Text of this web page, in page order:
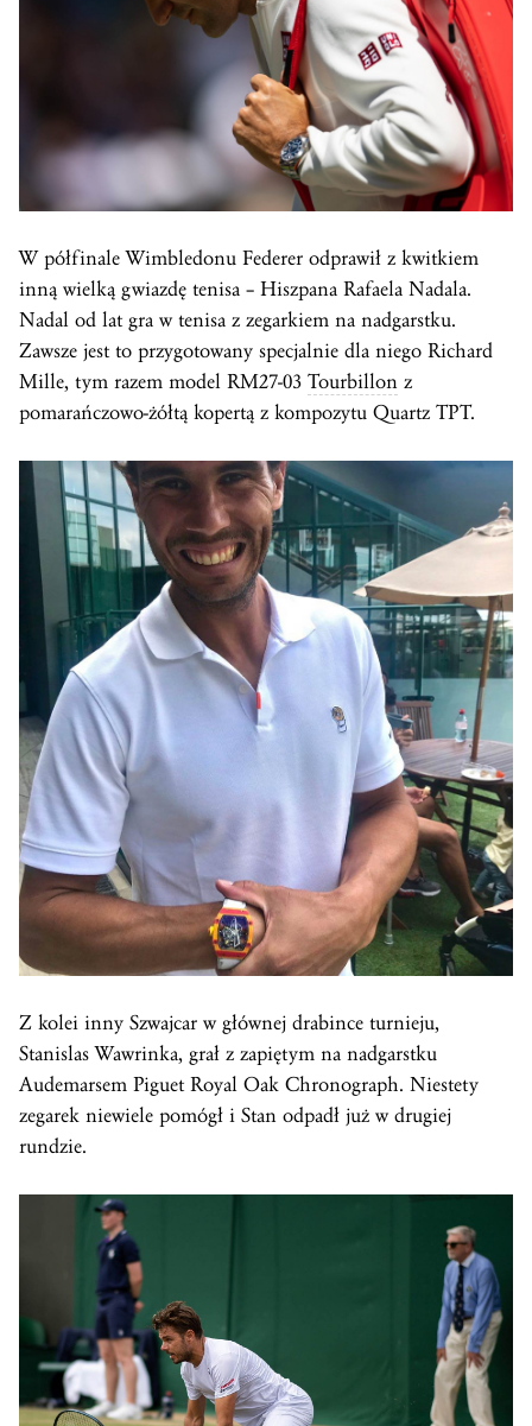
W półfinale Wimbledonu Federer odprawił z kwitkiem
inną wielką gwiazdę tenisa – Hiszpana Rafaela Nadala.
Nadal od lat gra w tenisa z zegarkiem na nadgarstku.
Zawsze jest to przygotowany specjalnie dla niego Richard
Mille, tym razem model RM27-03 Tourbillon z
pomarańczowo-żółtą kopertą z kompozytu Quartz TPT.
Z kolei inny Szwajcar w głównej drabince turnieju,
Stanislas Wawrinka, grał z zapiętym na nadgarstku
Audemarsem Piguet Royal Oak Chronograph. Niestety
zegarek niewiele pomógł i Stan odpadł już w drugiej
rundzie.